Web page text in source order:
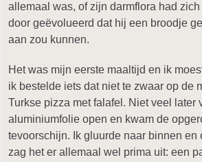
allemaal was, of zijn darmflora had
door geëvolueerd dat hij een broodje
aan zou kunnen.
Het was mijn eerste maaltijd en ik
ik bestelde iets dat niet te zwaar op de
Turkse pizza met falafel. Niet veel later
aluminiumfolie open en kwam de
tevoorschijn. Ik gluurde naar binnen en
zag het er allemaal wel prima uit: een